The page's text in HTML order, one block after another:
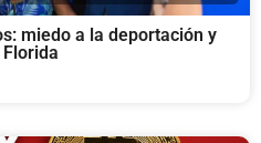
miedo a la deportación y